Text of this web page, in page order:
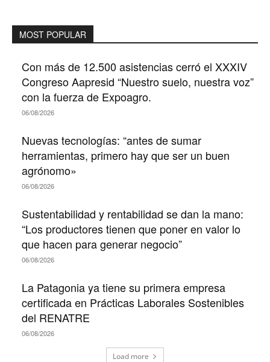
MOST POPULAR
Con más de 12.500 asistencias cerró el XXXIV
Congreso Aapresid “Nuestro suelo, nuestra voz”
con la fuerza de Expoagro.
06/08/2026
Nuevas tecnologías: “antes de sumar
herramientas, primero hay que ser un buen
agrónomo»
06/08/2026
Sustentabilidad y rentabilidad se dan la mano:
“Los productores tienen que poner en valor lo
que hacen para generar negocio”
06/08/2026
La Patagonia ya tiene su primera empresa
certificada en Prácticas Laborales Sostenibles
del RENATRE
06/08/2026
Load more